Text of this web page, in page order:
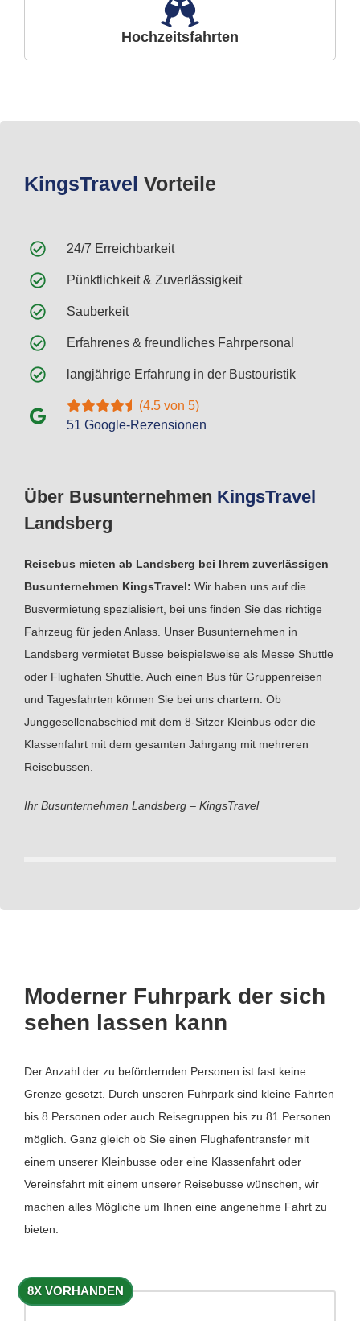
Hochzeitsfahrten
Über Busunternehmen KingsTravel
Landsberg
Reisebus mieten ab Landsberg bei Ihrem zuverlässigen
Busunternehmen KingsTravel: Wir haben uns auf die
Busvermietung spezialisiert, bei uns finden Sie das richtige
Fahrzeug für jeden Anlass. Unser Busunternehmen in
Landsberg vermietet Busse beispielsweise als Messe Shuttle
oder Flughafen Shuttle. Auch einen Bus für Gruppenreisen
und Tagesfahrten können Sie bei uns chartern. Ob
Junggesellenabschied mit dem 8-Sitzer Kleinbus oder die
Klassenfahrt mit dem gesamten Jahrgang mit mehreren
Reisebussen.
Ihr Busunternehmen Landsberg – KingsTravel
KingsTravel Vorteile
24/7 Erreichbarkeit
Pünktlichkeit & Zuverlässigkeit
Sauberkeit
Erfahrenes & freundliches Fahrpersonal
langjährige Erfahrung in der Bustouristik
(4.5 von 5)
51 Google-Rezensionen
Moderner Fuhrpark der sich
sehen lassen kann
Der Anzahl der zu befördernden Personen ist fast keine
Grenze gesetzt. Durch unseren Fuhrpark sind kleine Fahrten
bis 8 Personen oder auch Reisegruppen bis zu 81 Personen
möglich. Ganz gleich ob Sie einen Flughafentransfer mit
einem unserer Kleinbusse oder eine Klassenfahrt oder
Vereinsfahrt mit einem unserer Reisebusse wünschen, wir
machen alles Mögliche um Ihnen eine angenehme Fahrt zu
bieten.
8X VORHANDEN